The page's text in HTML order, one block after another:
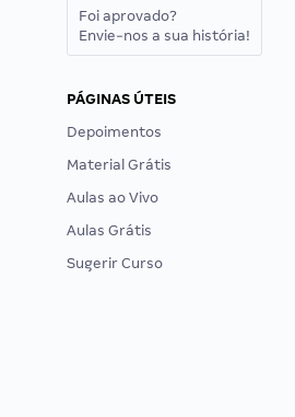
Foi aprovado?
Envie-nos a sua história!
PÁGINAS ÚTEIS
Depoimentos
Material Grátis
Aulas ao Vivo
Aulas Grátis
Sugerir Curso